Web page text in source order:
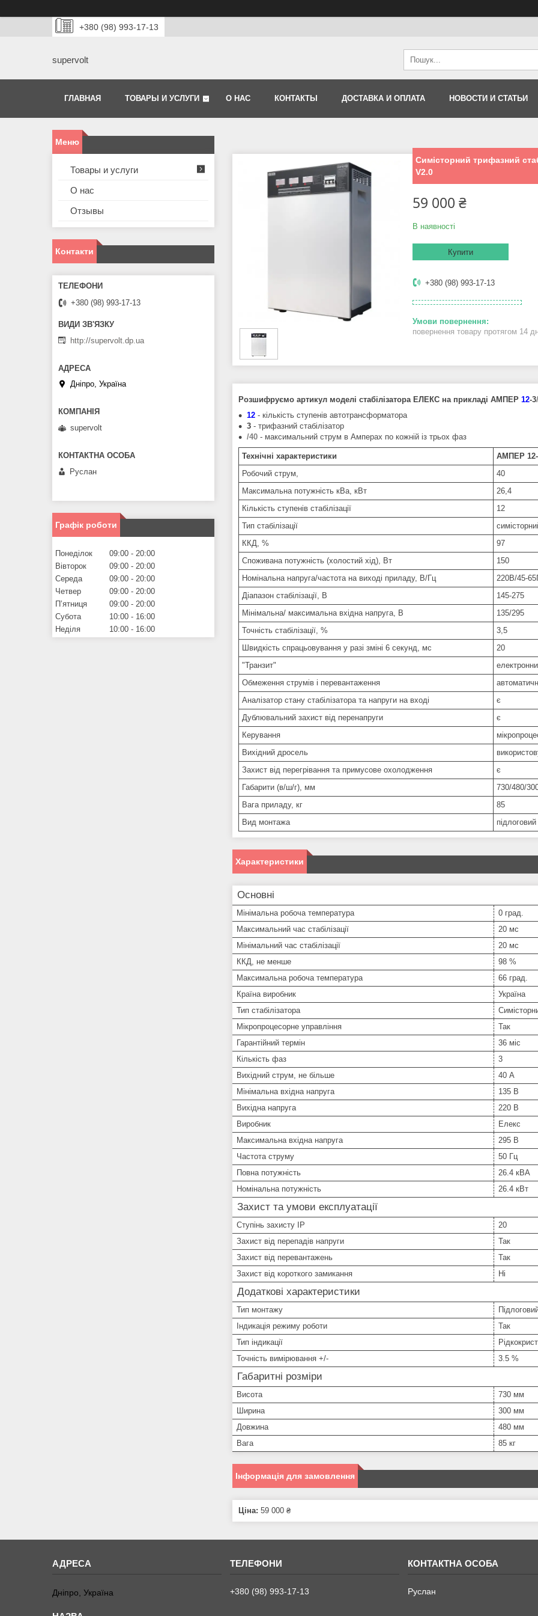
+380 (98) 993-17-13
supervolt
ГЛАВНАЯ ТОВАРЫ И УСЛУГИ О НАС КОНТАКТЫ ДОСТАВКА И ОПЛАТА НОВОСТИ И СТАТЬИ
Симісторний трифазний
V2.0
59 000 ₴
В наявності
Купити
+380 (98) 993-17-13
повернення товару протягом 14
Розшифруємо артикул моделі стабілізатора ЕЛЕКС на прикладі АМПЕР 12-3/
12 - кількість ступенів автотрансформатора
3 - трифазний стабілізатор
/40 - максимальний струм в Амперах по кожній із трьох фаз
Технічні характеристики
АМПЕР 12-
Робочий струм,
40
Максимальна потужність кВа, кВт
26,4
Кількість ступенів стабілізації
12
Тип стабілізації
ККД, %
97
Споживана потужність (холостий хід), Вт
150
Номінальна напруга/частота на виході приладу, В/Гц
220В/45-
Діапазон стабілізації, В
145-275
Мінімальна/ максимальна вхідна напруга, В
135/295
Точність стабілізації, %
3,5
Швидкість спрацьовування у разі зміні 6 секунд, мс
20
"Транзит"
Обмеження струмів і перевантаження
Аналізатор стану стабілізатора та напруги на вході
є
Дублювальний захист від перенапруги
є
Керування
Вихідний дросель
Захист від перегрівання та примусове охолодження
є
Габарити (в/ш/г), мм
730/480/
Вага приладу, кг
85
Вид монтажа
підлоговий
Характеристики
Основні
Мінімальна робоча температура
0 град.
Максимальний час стабілізації
20 мс
Мінімальний час стабілізації
20 мс
ККД, не менше
98 %
Максимальна робоча температура
66 град.
Країна виробник
Україна
Тип стабілізатора
Мікропроцесорне управління
Так
Гарантійний термін
36 міс
Кількість фаз
3
Вихідний струм, не більше
40 А
Мінімальна вхідна напруга
135 В
Вихідна напруга
220 В
Виробник
Елекс
Максимальна вхідна напруга
295 В
Частота струму
50 Гц
Повна потужність
26.4 кВА
Номінальна потужність
26.4 кВт
Захист та умови експлуатації
Ступінь захисту IP
20
Захист від перепадів напруги
Так
Захист від перевантажень
Так
Захист від короткого замикання
Ні
Додаткові характеристики
Тип монтажу
Індикація режиму роботи
Так
Тип індикації
Точність вимірювання +/-
3.5 %
Габаритні розміри
Висота
730 мм
Ширина
300 мм
Довжина
480 мм
Вага
85 кг
Інформація для замовлення
Ціна: 59 000 ₴
Товары и услуги
О нас
Отзывы
Контакти
+380 (98) 993-17-13
http://supervolt.dp.ua
Дніпро, Україна
supervolt
Руслан
Графік роботи
Понеділок 09:00
20:00
Вівторок
09:00
20:00
Середа
09:00
20:00
Четвер
09:00
20:00
Пʼятниця
09:00
20:00
Субота
10:00
16:00
Неділя
10:00 16:00
Дніпро, Україна +380 (98) 993-17-13 Руслан